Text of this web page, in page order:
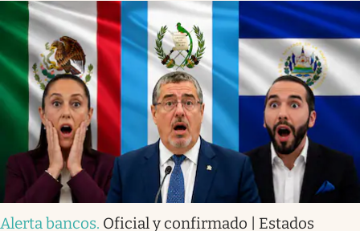
Alerta bancos. Oficial y confirmado | Estados